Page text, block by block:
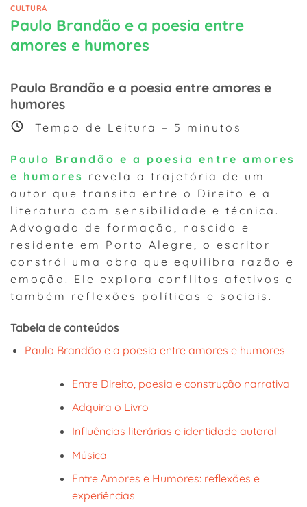
CULTURA
Paulo Brandão e a poesia entre
amores e humores
Paulo Brandão e a poesia entre amores e
humores
Tempo de Leitura – 5 minutos
Paulo Brandão e a poesia entre amores
e humores revela a trajetória de um
autor que transita entre o Direito e a
literatura com sensibilidade e técnica.
Advogado de formação, nascido e
residente em Porto Alegre, o escritor
constrói uma obra que equilibra razão e
emoção. Ele explora conflitos afetivos e
também reflexões políticas e sociais.
Tabela de conteúdos
Paulo Brandão e a poesia entre amores e humores
Entre Direito, poesia e construção narrativa
Adquira o Livro
Influências literárias e identidade autoral
Música
Entre Amores e Humores: reflexões e
experiências